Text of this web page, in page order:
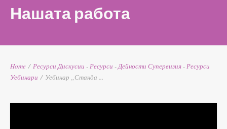
Нашата работа
Home / Ресурси Дискусии - Ресурси - Дейности Супервизия - Ресурси
Уебинари / Уебинар „Станда ...